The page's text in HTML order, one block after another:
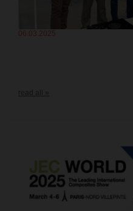
06.03.2025
read all »